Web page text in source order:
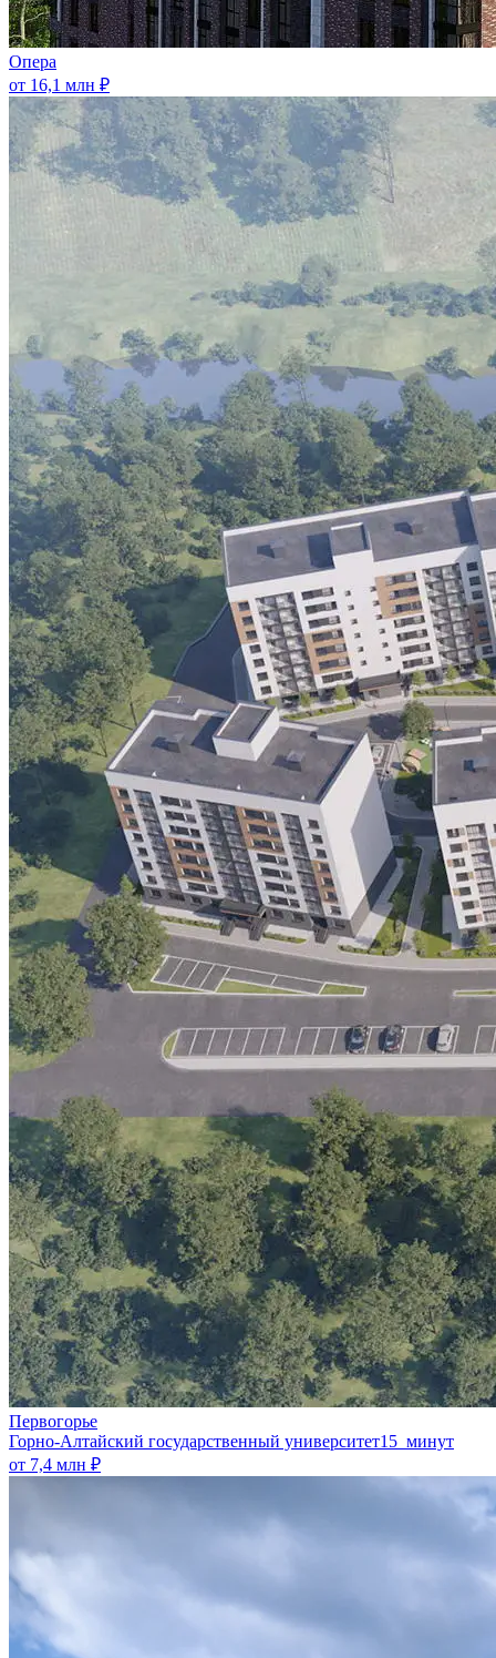
Опера
от 16,1 млн ₽
Первогорье
Горно-Алтайский государственный университет15 минут
от 7,4 млн ₽